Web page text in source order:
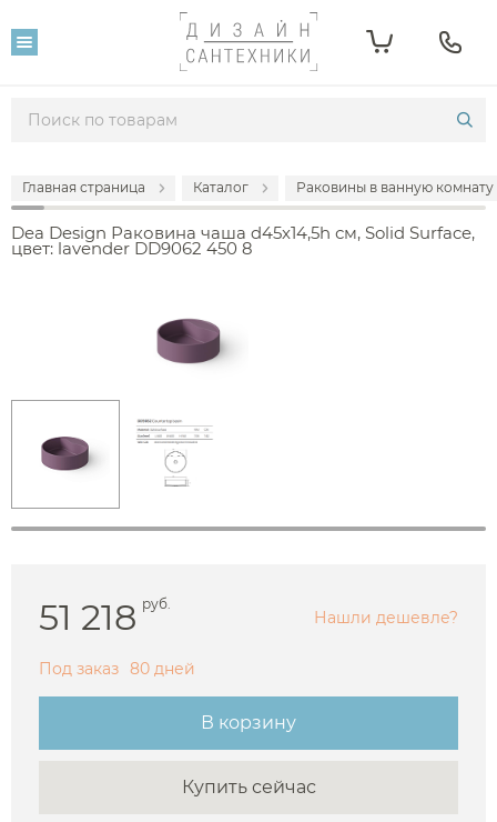
Главная страница Каталог Раковины в ванную комнату
Dea Design Раковина чаша d45x14,5h см, Solid Surface,
цвет: lavender DD9062 450 8
51 218 руб.
Нашли дешевле?
Под заказ 80 дней
В корзину
Купить сейчас